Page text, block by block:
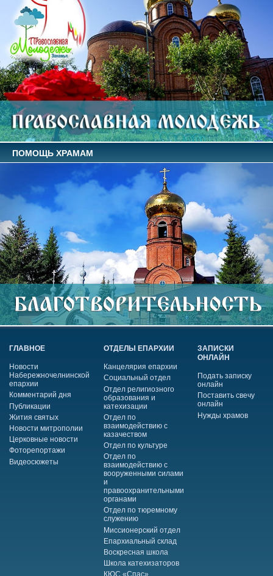
ПОМОЩЬ ХРАМАМ
ГЛАВНОЕ
Новости
Набережночелнинской
епархии
Комментарий дня
Публикации
Жития святых
Новости митрополии
Церковные новости
Фоторепортажи
Видеосюжеты
ОТДЕЛЫ ЕПАРХИИ
Канцелярия епархии
Социальный отдел
Отдел религиозного
образования и
катехизации
Отдел по
взаимодействию с
казачеством
Отдел по культуре
Отдел по
взаимодействию с
вооруженными силами
и
правоохранительными
органами
Отдел по тюремному
служению
Миссионерский отдел
Епархиальный склад
Воскресная школа
Школа катехизаторов
ЗАПИСКИ
ОНЛАЙН
Подать записку
онлайн
Поставить свечу
онлайн
Нужды храмов